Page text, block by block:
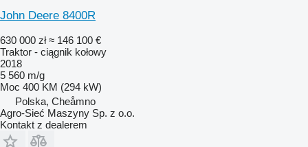
John Deere 8400R
630 000 zł ≈ 146 100 €
Traktor - ciągnik kołowy
2018
5 560 m/g
Moc 400 KM (294 kW)
Polska, Cheåmno
Agro-Sieć Maszyny Sp. z o.o.
Kontakt z dealerem